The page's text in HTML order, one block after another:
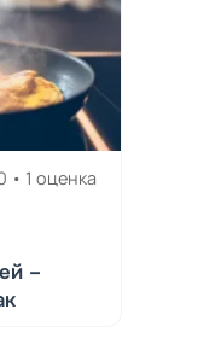
• 1 оценка
–